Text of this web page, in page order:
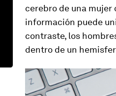
cerebro de una mujer
información puede
contraste, los
dentro de un